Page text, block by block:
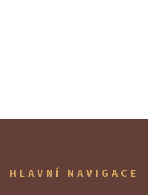
HLAVNÍ NAVIGACE